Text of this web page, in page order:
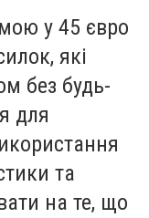
у 45 євро
які
без будь-
для
та
на те, що